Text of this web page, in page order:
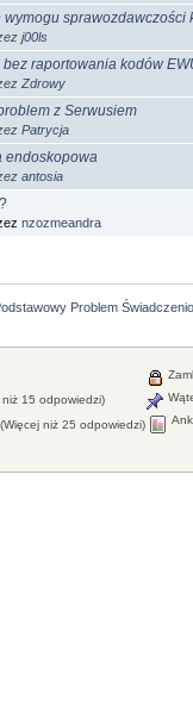
wymogu sprawozdawczości
j00ls
bez raportowania kodów
Zdrowy
z Serwusiem
Patrycja
endoskopowa
antosia
nzozmeandra
Problem
15 odpowiedzi)
niż 25 odpowiedzi)